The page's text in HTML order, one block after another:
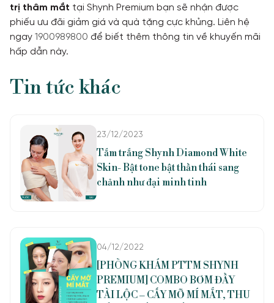
Liên hệ với chúng tôi
1900 989 800 ƯU ĐÃI
trị thâm mắt tại Shynh Premium bạn sẽ nhận được
phiếu ưu đãi giảm giá và quà tặng cực khủng. Liên hệ
ngay 1900989800 để biết thêm thông tin về khuyến mãi
hấp dẫn này.
Tin tức khác
23/12/2023
Tắm trắng Shynh Diamond White
Skin- Bật tone bật thần thái sang
chảnh như đại minh tinh
04/12/2022
[PHÒNG KHÁM PTTM SHYNH
PREMIUM] COMBO BƠM ĐẦY
TÀI LỘC – CẤY MỠ MÍ MẮT, THU